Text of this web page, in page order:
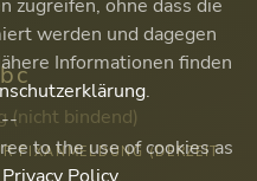
(nicht bindend)
FIXANMELDUNG (DERZEIT
zugreifen, ohne dass die
werden und dagegen
Informationen finden
.
to the use of cookies as